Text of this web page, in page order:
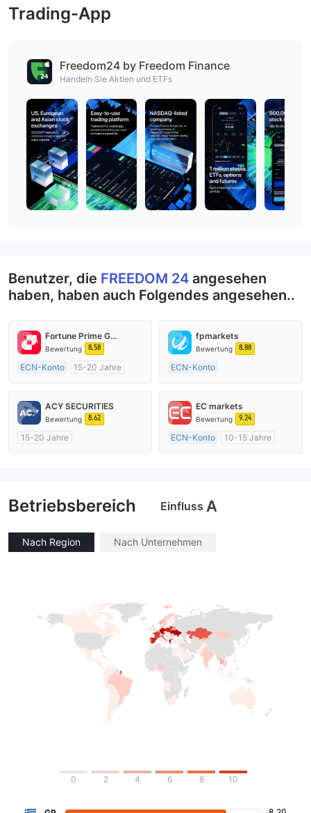
Trading-App
Freedom24 by Freedom Finance‬
Handeln Sie Aktien und ETFs
Benutzer, die FREEDOM 24 angesehen
haben, haben auch Folgendes angesehen..
Fortune Prime Global
Bewertung 8.58
ECN-Konto
15-20 Jahre
Market Making (MM)
MT4-Volllizenz
fpmarkets
Bewertung 8.88
ECN-Konto
AustralienRegulierung
Market Making (MM)
ACY SECURITIES
Bewertung 8.62
15-20 Jahre
EC markets
Bewertung 9.24
ECN-Konto
10-15 Jahre
Betriebsbereich Einfluss A
Nach Region Nach Unternehmen
0 2 4 6 8 10